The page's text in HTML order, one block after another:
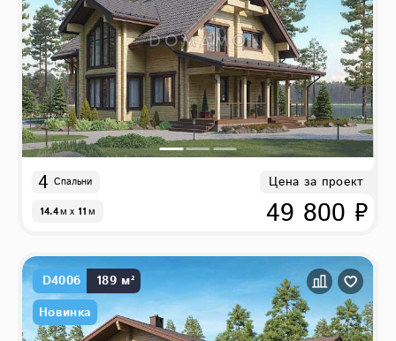
4 Спальни
14.4м x 11м
Цена за проект
49 800 ₽
D4006
189 м²
Новинка